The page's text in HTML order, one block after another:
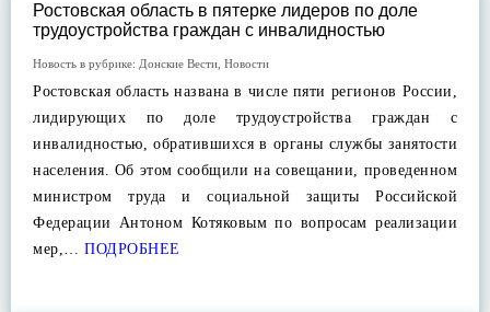
Ростовская область в пятерке лидеров по доле
трудоустройства граждан с инвалидностью
Новость в рубрике: Донские Вести Новости
Ростовская область названа в числе пяти регионов России,
лидирующих по доле трудоустройства граждан с
инвалидностью, обратившихся в органы службы занятости
населения. Об этом сообщили на совещании, проведенном
министром труда и социальной защиты Российской
Федерации Антоном Котяковым по вопросам реализации
мер,… ПОДРОБНЕЕ